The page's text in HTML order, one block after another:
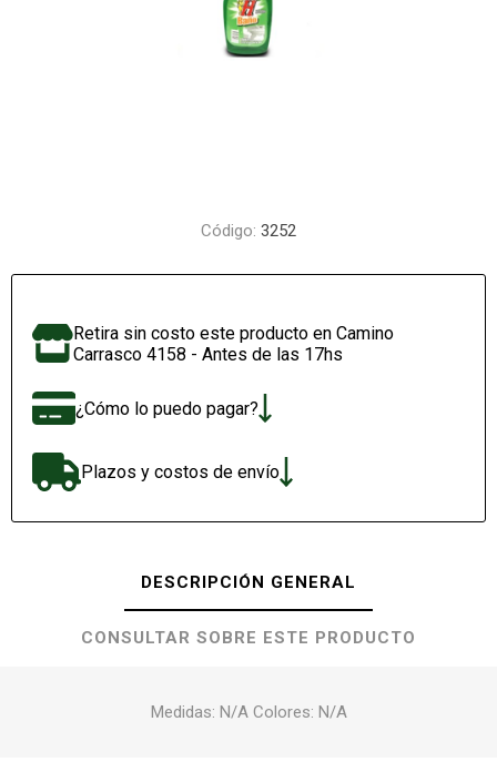
Código: 3252
Retira sin costo este producto en Camino
Carrasco 4158 - Antes de las 17hs
¿Cómo lo puedo pagar?
Plazos y costos de envío
DESCRIPCIÓN GENERAL
CONSULTAR SOBRE ESTE PRODUCTO
Medidas: N/A Colores: N/A